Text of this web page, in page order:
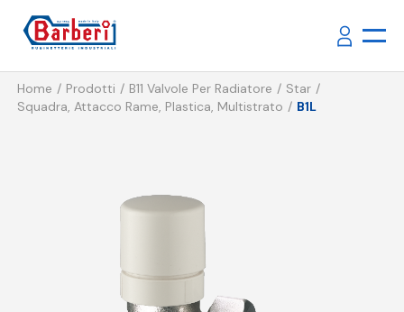
Home Prodotti B11 Valvole Per Radiatore
Star
Squadra, Attacco Rame, Plastica, Multistrato
B1L